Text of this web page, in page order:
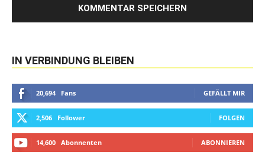
IN VERBINDUNG BLEIBEN
20,694 Fans GEFÄLLT MIR
2,506 Follower FOLGEN
14,600 Abonnenten ABONNIEREN